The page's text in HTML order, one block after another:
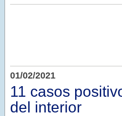
01/02/2021
11 casos
del interior